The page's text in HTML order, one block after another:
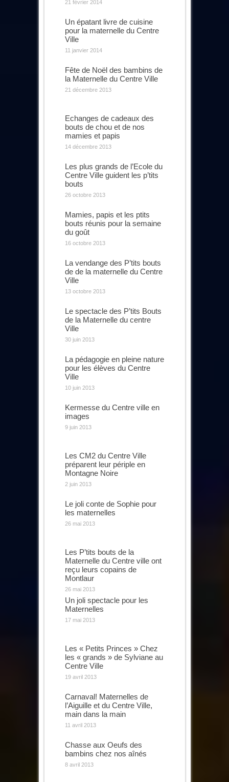
21 février 2014
Un épatant livre de cuisine
pour la maternelle du Centre
Ville
11 janvier 2014
Fête de Noël des bambins de
la Maternelle du Centre Ville
21 décembre 2013
Echanges de cadeaux des
bouts de chou et de nos
mamies et papis
14 décembre 2013
Les plus grands de l’Ecole du
Centre Ville guident les p’tits
bouts
26 octobre 2013
Mamies, papis et les ptits
bouts réunis pour la semaine
du goût
16 octobre 2013
La vendange des P’tits bouts
de de la maternelle du Centre
Ville
13 octobre 2013
Le spectacle des P’tits Bouts
de la Maternelle du centre
Ville
30 juin 2013
La pédagogie en pleine nature
pour les élèves du Centre
Ville
10 juin 2013
Kermesse du Centre ville en
images
9 juin 2013
Les CM2 du Centre Ville
préparent leur périple en
Montagne Noire
2 juin 2013
Le joli conte de Sophie pour
les maternelles
26 mai 2013
Les P’tits bouts de la
Maternelle du Centre ville ont
reçu leurs copains de
Montlaur
26 mai 2013
Un joli spectacle pour les
Maternelles
17 mai 2013
Les « Petits Princes » Chez
les « grands » de Sylviane au
Centre Ville
19 avril 2013
Carnaval! Maternelles de
l’Aiguille et du Centre Ville,
main dans la main
11 avril 2013
Chasse aux Oeufs des
bambins chez nos aînés
8 avril 2013